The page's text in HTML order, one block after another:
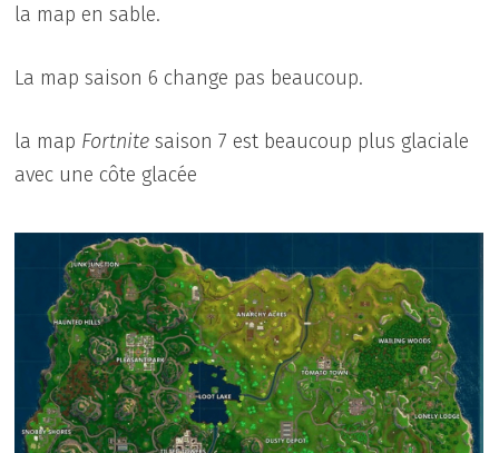
la map en sable.
La map saison 6 change pas beaucoup.
la map Fortnite saison 7 est beaucoup plus glaciale
avec une côte glacée